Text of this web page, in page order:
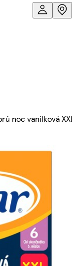
noc vanilková